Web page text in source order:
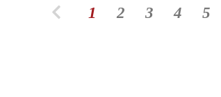
1 2 3 4 5